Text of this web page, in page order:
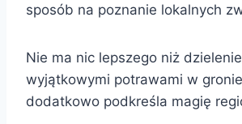
sposób na poznanie lokalnych
Nie ma nic lepszego niż
wyjątkowymi potrawami w
dodatkowo podkreśla magię